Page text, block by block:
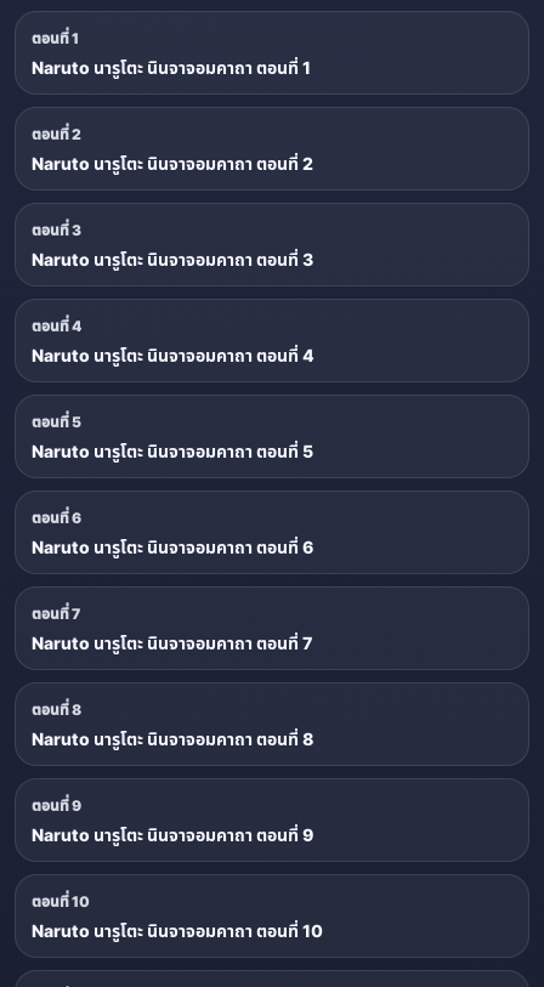
ตอนที่ 1
Naruto นารูโตะ นินจาจอมคาถา ตอนที่ 1
ตอนที่ 2
Naruto นารูโตะ นินจาจอมคาถา ตอนที่ 2
ตอนที่ 3
Naruto นารูโตะ นินจาจอมคาถา ตอนที่ 3
ตอนที่ 4
Naruto นารูโตะ นินจาจอมคาถา ตอนที่ 4
ตอนที่ 5
Naruto นารูโตะ นินจาจอมคาถา ตอนที่ 5
ตอนที่ 6
Naruto นารูโตะ นินจาจอมคาถา ตอนที่ 6
ตอนที่ 7
Naruto นารูโตะ นินจาจอมคาถา ตอนที่ 7
ตอนที่ 8
Naruto นารูโตะ นินจาจอมคาถา ตอนที่ 8
ตอนที่ 9
Naruto นารูโตะ นินจาจอมคาถา ตอนที่ 9
ตอนที่ 10
Naruto นารูโตะ นินจาจอมคาถา ตอนที่ 10